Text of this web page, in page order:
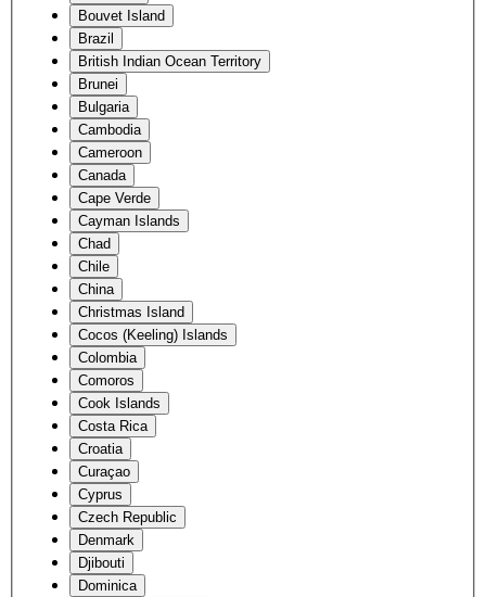
Bouvet Island
Brazil
British Indian Ocean Territory
Brunei
Bulgaria
Cambodia
Cameroon
Canada
Cape Verde
Cayman Islands
Chad
Chile
China
Christmas Island
Cocos (Keeling) Islands
Colombia
Comoros
Cook Islands
Costa Rica
Croatia
Curaçao
Cyprus
Czech Republic
Denmark
Djibouti
Dominica